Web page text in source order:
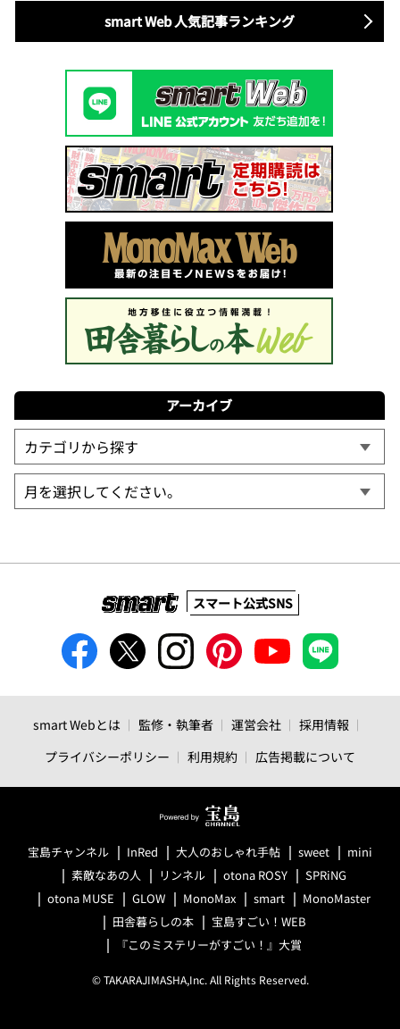
smart Web 人気記事ランキング
アーカイブ
スマート公式SNS
smart Webとは 監修・執筆者 運営会社
採用情報
プライバシーポリシー
利用規約 広告掲載について
宝島チャンネル InRed 大人のおしゃれ手帖 sweet
mini
素敵なあの人
リンネル otona ROSY
SPRiNG
otona MUSE
GLOW MonoMax smart
MonoMaster
田舎暮らしの本
宝島すごい！WEB
『このミステリーがすごい！』大賞
© TAKARAJIMASHA,Inc. All Rights Reserved.